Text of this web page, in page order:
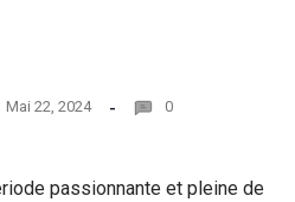
Mai 22, 2024 0
passionnante et pleine de